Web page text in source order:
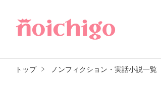
トップ ノンフィクション・実話小説一覧